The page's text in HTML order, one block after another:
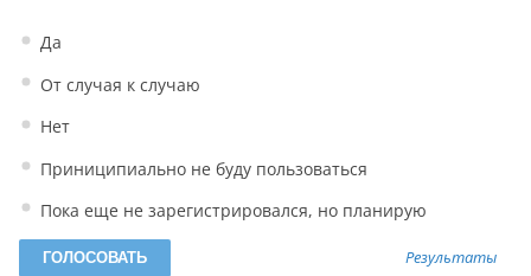
Да
От случая к случаю
Нет
Приниципиально не буду пользоваться
Пока еще не зарегистрировался, но планирую
Результаты